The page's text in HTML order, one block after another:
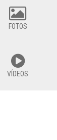
FOTOS
VÍDEOS